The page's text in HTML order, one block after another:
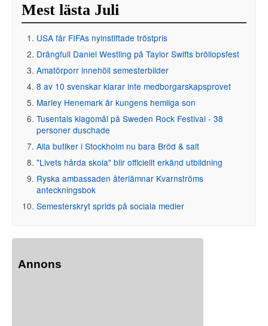
Mest lästa Juli
USA får FIFAs nyinstiftade tröstpris
Drängfull Daniel Westling på Taylor Swifts bröllopsfest
Amatörporr innehöll semesterbilder
8 av 10 svenskar klarar inte medborgarskapsprovet
Marley Henemark är kungens hemliga son
Tusentals klagomål på Sweden Rock Festival - 38
personer duschade
Alla butiker i Stockholm nu bara Bröd & salt
"Livets hårda skola" blir officiellt erkänd utbildning
Ryska ambassaden återlämnar Kvarnströms
anteckningsbok
Semesterskryt sprids på sociala medier
Annons